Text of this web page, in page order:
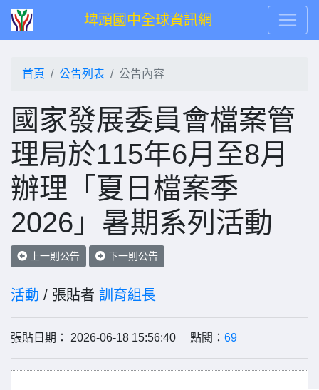
埤頭國中全球資訊網
首頁 公告列表 公告內容
國家發展委員會檔案管
理局於115年6月至8月
辦理「夏日檔案季
2026」暑期系列活動
上一則公告 下一則公告
活動 / 張貼者 訓育組長
張貼日期： 2026-06-18 15:56:40 點閱： 69